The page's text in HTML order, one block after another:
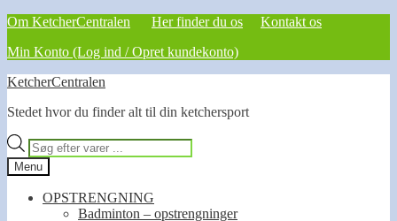
Om KetcherCentralen Her finder du os
Kontakt os
Min Konto (Log ind / Opret kundekonto)
Spring
navigation
Spring
indhold
KetcherCentralen
Stedet hvor du finder alt til din ketchersport
Products
search
Menu
OPSTRENGNING
Badminton – opstrengninger